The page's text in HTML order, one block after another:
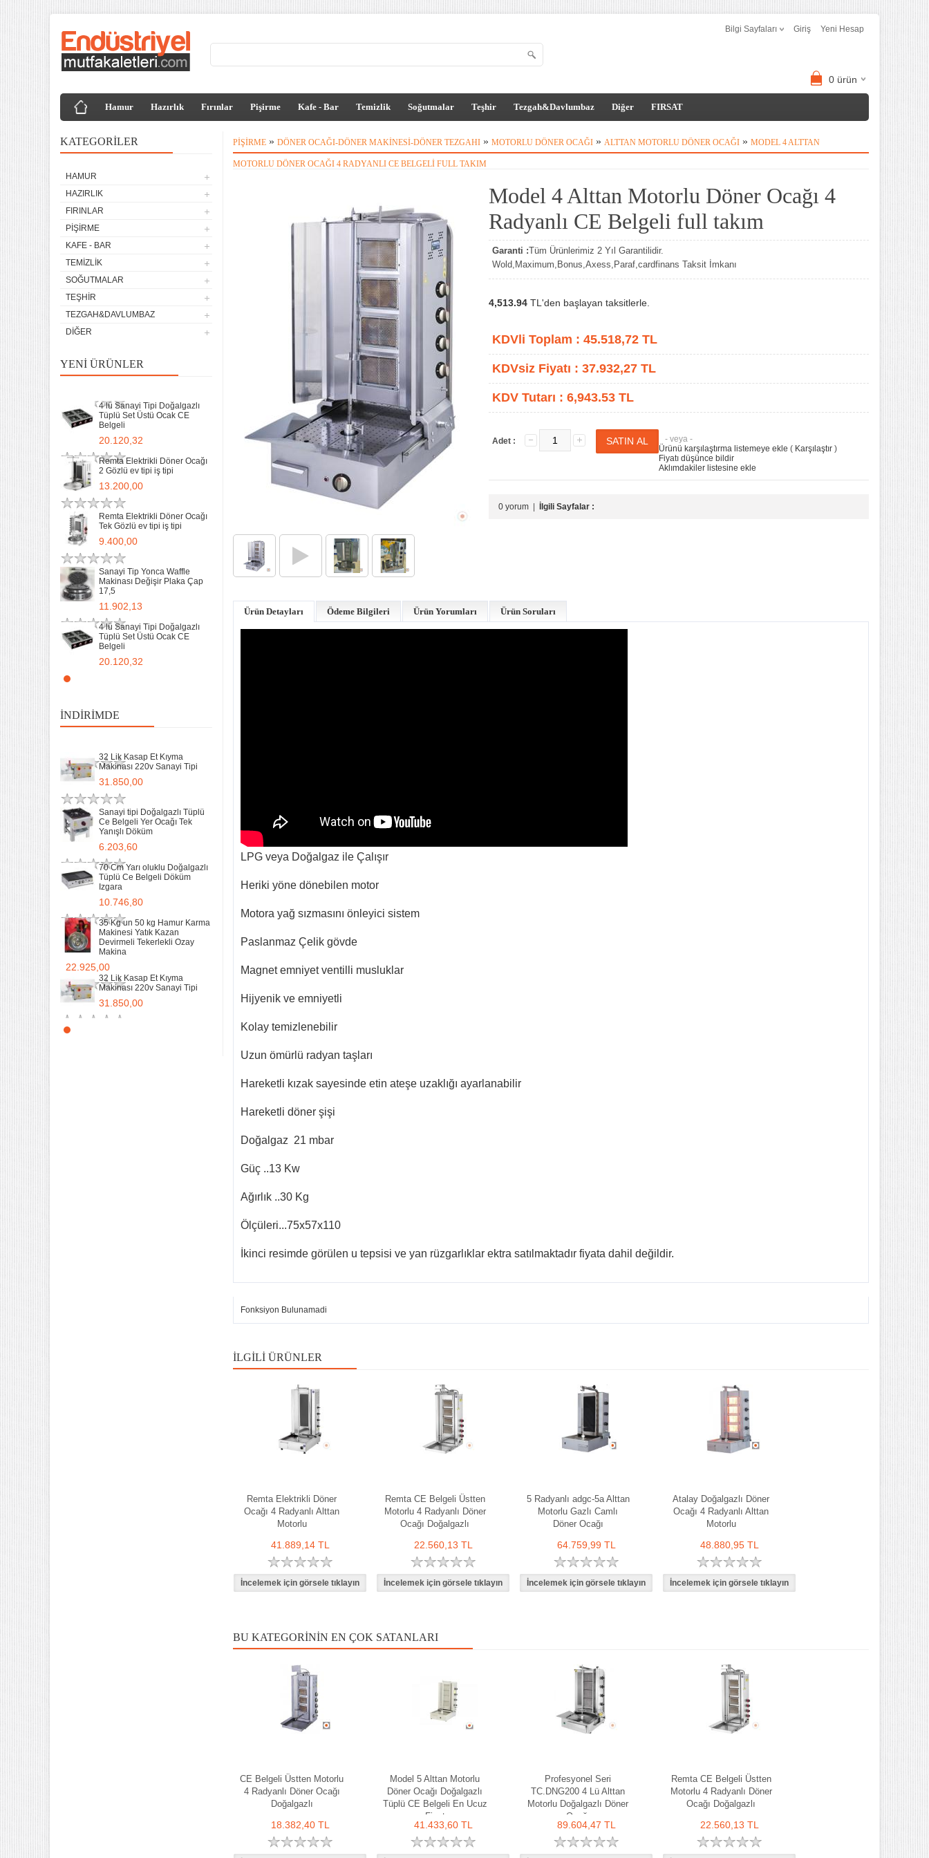
Bilgi Sayfaları Giriş Yeni Hesap
0 ürün
Hamur Hazırlık Fırınlar Pişirme Kafe - Bar Temizlik Soğutmalar Teşhir Tezgah&Davlumbaz Diğer FIRSAT
KATEGORILER
HAMUR
HAZIRLIK
FIRINLAR
PIŞIRME
KAFE - BAR
TEMIZLIK
SOĞUTMALAR
TEŞHIR
TEZGAH&DAVLUMBAZ
DIĞER
YENI ÜRÜNLER
Tüplü Set Üstü Ocak CE
Remta Elektrikli Döner Ocağı
2 Gözlü ev tipi iş tipi
13.200,00
Remta Elektrikli Döner Ocağı
9.400,00
Makinası Değişir Plaka Çap
17,5
4 lü Sanayi Tipi Doğalgazlı
Tüplü Set Üstü Ocak CE
Belgeli
20.120,32
Remta Elektrikli Döner Ocağı
2 Gözlü ev tipi iş tipi
13.200,00
Remta Elektrikli Döner Ocağı
Tek Gözlü ev tipi iş tipi
9.400,00
Sanayi Tip Yonca Waffle
Makinası Değişir Plaka Çap
17,5
11.902,13
4 lü Sanayi Tipi Doğalgazlı
Tüplü Set Üstü Ocak CE
Belgeli
20.120,32
9.400,00
Sanayi Tip Yonca Waffle
Makinası Değişir Plaka Çap
17,5
11.902,13
İNDIRIMDE
32 Lik Kasap Et Kıyma
Makinası 220v Sanayi Tipi
31.850,00
Sanayi tipi Doğalgazlı Tüplü
Ce Belgeli Yer Ocağı Tek
Yanışlı Döküm
6.203,60
70 Cm Yarı oluklu Doğalgazlı
Tüplü Ce Belgeli Döküm
Izgara
Makinesi Yatık Kazan
Devirmeli Tekerlekli Ozay
32 Lik Kasap Et Kıyma
Makinası 220v Sanayi Tipi
31.850,00
Sanayi tipi Doğalgazlı Tüplü
Ce Belgeli Yer Ocağı Tek
Yanışlı Döküm
6.203,60
70 Cm Yarı oluklu Doğalgazlı
Tüplü Ce Belgeli Döküm
Izgara
10.746,80
35 Kg un 50 kg Hamur Karma
Makinesi Yatık Kazan
Devirmeli Tekerlekli Ozay
Makina
22.925,00
32 Lik Kasap Et Kıyma
Makinası 220v Sanayi Tipi
31.850,00
PIŞIRME » DÖNER OCAĞI-DÖNER MAKINESI-DÖNER TEZGAHI » MOTORLU DÖNER OCAĞI » ALTTAN MOTORLU DÖNER OCAĞI » MODEL 4 ALTTAN
MOTORLU DÖNER OCAĞI 4 RADYANLI CE BELGELI FULL TAKIM
Model 4 Alttan Motorlu Döner Ocağı 4
Radyanlı CE Belgeli full takım
Garanti :Tüm Ürünlerimiz 2 Yıl Garantilidir.
Wold,Maximum,Bonus,Axess,Paraf,cardfinans Taksit İmkanı
4,513.94 TL'den başlayan taksitlerle.
KDVli Toplam : 45.518,72 TL
KDVsiz Fiyatı : 37.932,27 TL
KDV Tutarı : 6,943.53 TL
Adet :
- veya -
Ürünü karşılaştırma listemeye ekle ( Karşılaştır )
Fiyatı düşünce bildir
Aklımdakiler listesine ekle
0 yorum İlgili Sayfalar :
Ürün Detayları Ödeme Bilgileri Ürün Yorumları Ürün Soruları
LPG veya Doğalgaz ile Çalışır
Heriki yöne dönebilen motor
Motora yağ sızmasını önleyici sistem
Paslanmaz Çelik gövde
Magnet emniyet ventilli musluklar
Hijyenik ve emniyetli
Kolay temizlenebilir
Uzun ömürlü radyan taşları
Hareketli kızak sayesinde etin ateşe uzaklığı ayarlanabilir
Hareketli döner şişi
Doğalgaz 21 mbar
Güç ..13 Kw
Ağırlık ..30 Kg
Ölçüleri...75x57x110
İkinci resimde görülen u tepsisi ve yan rüzgarlıklar ektra satılmaktadır fiyata dahil değildir.
Fonksiyon Bulunamadi
İLGILI ÜRÜNLER
Remta Elektrikli Döner
Ocağı 4 Radyanlı Alttan
Motorlu
41.889,14 TL
Remta CE Belgeli Üstten
Motorlu 4 Radyanlı Döner
Ocağı Doğalgazlı
22.560,13 TL
5 Radyanlı adgc-5a Alttan
Motorlu Gazlı Camlı
Döner Ocağı
64.759,99 TL
Atalay Doğalgazlı Döner
Ocağı 4 Radyanlı Alttan
Motorlu
48.880,95 TL
BU KATEGORININ EN ÇOK SATANLARI
CE Belgeli Üstten Motorlu
4 Radyanlı Döner Ocağı
Doğalgazlı
18.382,40 TL
Model 5 Alttan Motorlu
Döner Ocağı Doğalgazlı
Tüplü CE Belgeli En Ucuz
Fiyat
41.433,60 TL
Profesyonel Seri
TC.DNG200 4 Lü Alttan
Motorlu Doğalgazlı Döner
Ocağı
89.604,47 TL
Remta CE Belgeli Üstten
Motorlu 4 Radyanlı Döner
Ocağı Doğalgazlı
22.560,13 TL